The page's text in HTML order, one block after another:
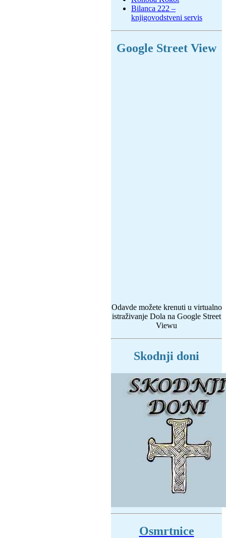
Bilanca 222 –
knjigovodstveni servis
Google Street View
Odavde možete krenuti u virtualno
istraživanje Dola na Google Street
Viewu
Skodnji doni
Osmrtnice